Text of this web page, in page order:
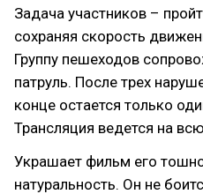
Задача участников –
сохраняя скорость
Группу пешеходов
патруль. После трех
конце остается только
Трансляция ведется на
Украшает фильм его
натуральность. Он не